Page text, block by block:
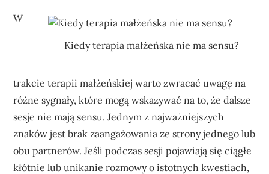
Kiedy terapia małżeńska nie ma sensu?
W
trakcie terapii małżeńskiej warto zwracać uwagę na
różne sygnały, które mogą wskazywać na to, że dalsze
sesje nie mają sensu. Jednym z najważniejszych
znaków jest brak zaangażowania ze strony jednego lub
obu partnerów. Jeśli podczas sesji pojawiają się ciągłe
kłótnie lub unikanie rozmowy o istotnych kwestiach,